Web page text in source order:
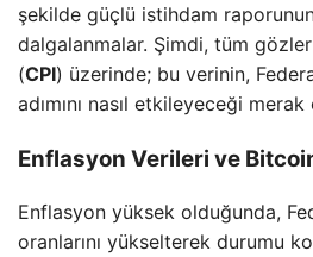
şekilde güçlü istihdam
dalgalanmalar. Şimdi, tüm
(CPI) üzerinde; bu verinin,
adımını nasıl etkileyeceği
Enflasyon Verileri ve
Enflasyon yüksek olduğunda,
oranlarını yükselterek durumu